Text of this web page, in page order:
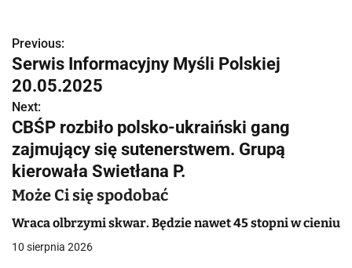
N
a
w
i
g
a
c
j
Previous:
Serwis Informacyjny Myśli Polskiej
20.05.2025
Next:
CBŚP rozbiło polsko-ukraiński gang
zajmujący się sutenerstwem. Grupą
kierowała Swietłana P.
Może Ci się spodobać
Wraca olbrzymi skwar. Będzie nawet 45 stopni w cieniu
10 sierpnia 2026